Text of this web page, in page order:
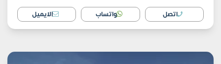
اتصل واتساب الايميل